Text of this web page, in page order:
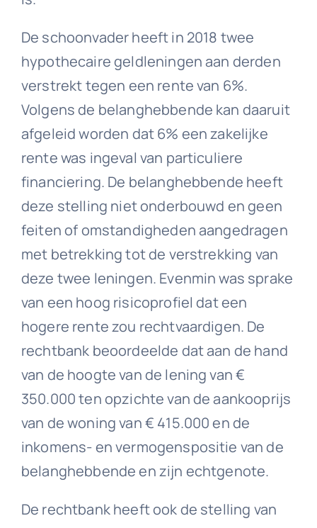
De schoonvader heeft in 2018 twee
hypothecaire geldleningen aan derden
verstrekt tegen een rente van 6%.
Volgens de belanghebbende kan daaruit
afgeleid worden dat 6% een zakelijke
rente was ingeval van particuliere
financiering. De belanghebbende heeft
deze stelling niet onderbouwd en geen
feiten of omstandigheden aangedragen
met betrekking tot de verstrekking van
deze twee leningen. Evenmin was sprake
van een hoog risicoprofiel dat een
hogere rente zou rechtvaardigen. De
rechtbank beoordeelde dat aan de hand
van de hoogte van de lening van €
350.000 ten opzichte van de aankooprijs
van de woning van € 415.000 en de
inkomens- en vermogenspositie van de
belanghebbende en zijn echtgenote.
De rechtbank heeft ook de stelling van